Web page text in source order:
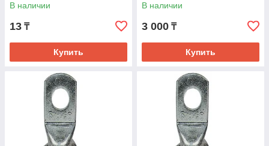
В наличии
13 ₸
Купить
В наличии
3 000 ₸
Купить